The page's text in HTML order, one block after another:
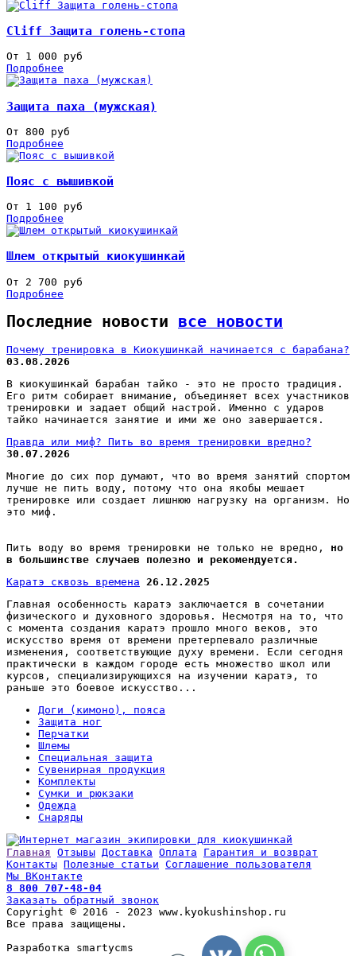
Cliff Защита голень-стопа
От 1 000 руб
Подробнее
Защита паха (мужская)
От 800 руб
Подробнее
Пояс с вышивкой
От 1 100 руб
Подробнее
Шлем открытый киокушинкай
От 2 700 руб
Подробнее
Последние новости все новости
Почему тренировка в Киокушинкай начинается с барабана?
03.08.2026
В киокушинкай барабан тайко - это не просто традиция.
Его ритм собирает внимание, объединяет всех участников
тренировки и задает общий настрой. Именно с ударов
тайко начинается занятие и ими же оно завершается.
Правда или миф? Пить во время тренировки вредно?
30.07.2026
Многие до сих пор думают, что во время занятий спортом
лучше не пить воду, потому что она якобы мешает
тренировке или создает лишнюю нагрузку на организм. Но
это миф.
Пить воду во время тренировки не только не вредно, но
в большинстве случаев полезно и рекомендуется.
Каратэ сквозь времена
26.12.2025
Главная особенность каратэ заключается в сочетании
физического и духовного здоровья. Несмотря на то, что
с момента создания каратэ прошло много веков, это
искусство время от времени претерпевало различные
изменения, соответствующие духу времени. Если сегодня
практически в каждом городе есть множество школ или
курсов, специализирующихся на изучении каратэ, то
раньше это боевое искусство...
Доги (кимоно), пояса
Защита ног
Перчатки
Шлемы
Специальная защита
Сувенирная продукция
Комплекты
Сумки и рюкзаки
Одежда
Снаряды
Главная Отзывы Доставка Оплата
Гарантия и возврат
Контакты Полезные статьи Соглашение пользователя
Мы ВКонтакте
8 800 707-48-04
Заказать обратный звонок
Copyright © 2016 - 2023 www.kyokushinshop.ru
Все права защищены.
Разработка smartycms